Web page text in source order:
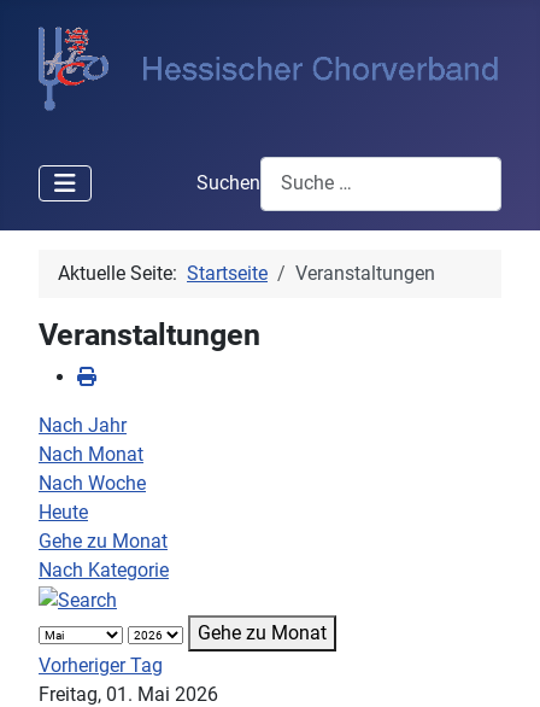
Suchen
Aktuelle Seite: Startseite Veranstaltungen
Veranstaltungen
Nach Jahr
Nach Monat
Nach Woche
Heute
Gehe zu Monat
Nach Kategorie
Gehe zu Monat
Vorheriger Tag
Freitag, 01. Mai 2026